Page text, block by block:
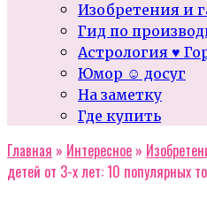
Изобретения и
Гид по
Астрология ♥
Юмор ☺ досуг
На заметку
Где купить
Главная » Интересное »
детей от 3-х лет: 10 популярных